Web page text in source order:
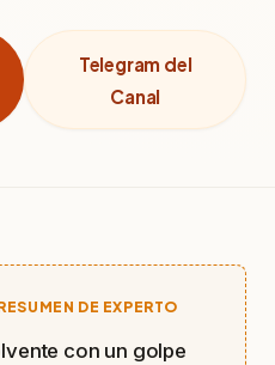
Telegram del
Canal
DE EXPERTO
con un golpe